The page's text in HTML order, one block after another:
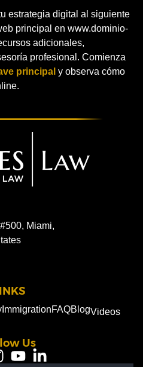
estrategia digital al siguiente
principal en www.dominio-
adicionales,
profesional. Comienza
principal y observa cómo
Miami,
ImmigrationFAQBlogVideos
Us